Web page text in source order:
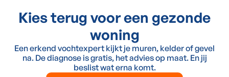
Kies terug voor een gezonde
woning
Een erkend vochtexpert kijkt je muren, kelder of gevel
na. De diagnose is gratis, het advies op maat. En jij
beslist wat erna komt.